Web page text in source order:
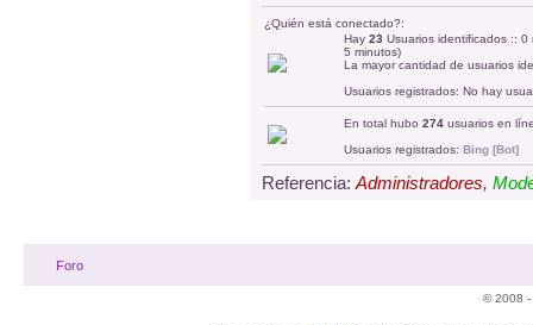
¿Quién está conectado?:
Hay 23 Usuarios identificados ::
5 minutos)
La mayor cantidad de usuarios
Usuarios registrados: No hay
En total hubo 274 usuarios en
Usuarios registrados: Bing [Bot]
Referencia: Administradores,
Foro
© 2008 -